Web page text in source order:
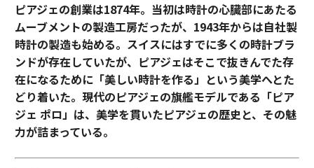
ピアジェの創業は1874年。当初は時計の心臓部にあたる
ムーブメントの製造工房だったが、1943年からは自社製
時計の製造も始める。スイスにはすでに多くの時計ブラ
ンドが存在していたが、ピアジェはそこで抜きんでた存
在になるために「美しい時計を作る」という美学へとた
どり着いた。現代のピアジェの旗艦モデルである「ピア
ジェ ポロ」は、美学を貫いたピアジェの歴史と、その魅
力が詰まっている。